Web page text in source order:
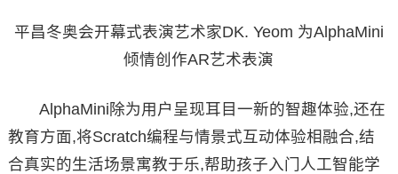
平昌冬奥会开幕式表演艺术家DK. Yeom 为AlphaMini
倾情创作AR艺术表演
AlphaMini除为用户呈现耳目一新的智趣体验,还在
教育方面,将Scratch编程与情景式互动体验相融合,结
合真实的生活场景寓教于乐,帮助孩子入门人工智能学